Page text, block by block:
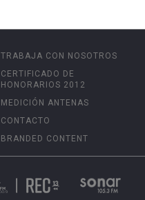
TRABAJA CON NOSOTROS
CERTIFICADO DE
HONORARIOS 2012
MEDICIÓN ANTENAS
CONTACTO
BRANDED CONTENT